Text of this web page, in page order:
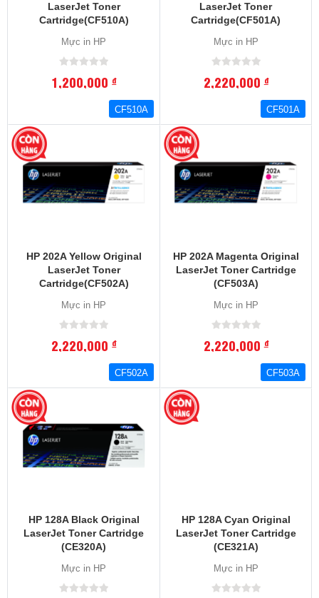
LaserJet Toner
Cartridge(CF510A)
Mực in HP
1,200,000đ
CF510A
LaserJet Toner
Cartridge(CF501A)
Mực in HP
2,220,000đ
CF501A
HP 202A Yellow Original
LaserJet Toner
Cartridge(CF502A)
Mực in HP
2,220,000đ
CF502A
HP 202A Magenta Original
LaserJet Toner Cartridge
(CF503A)
Mực in HP
2,220,000đ
CF503A
HP 128A Black Original
LaserJet Toner Cartridge
(CE320A)
Mực in HP
HP 128A Cyan Original
LaserJet Toner Cartridge
(CE321A)
Mực in HP